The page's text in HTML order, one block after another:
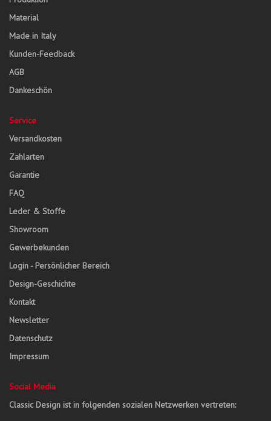
Material
Made in Italy
Kunden-Feedback
AGB
Dankeschön
Service
Versandkosten
Zahlarten
Garantie
FAQ
Leder & Stoffe
Showroom
Gewerbekunden
Login - Persönlicher Bereich
Design-Geschichte
Kontakt
Newsletter
Datenschutz
Impressum
Social Media
Classic Design ist in folgenden sozialen Netzwerken vertreten: